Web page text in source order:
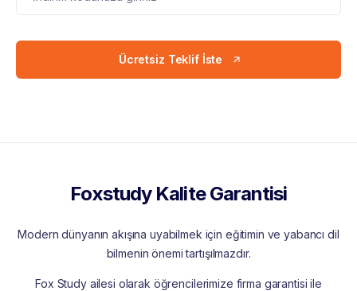
Ücretsiz Teklif İste
Foxstudy Kalite Garantisi
Modern dünyanın akışına uyabilmek için eğitimin ve yabancı dil
bilmenin önemi tartışılmazdır.
Fox Study ailesi olarak öğrencilerimize firma garantisi ile